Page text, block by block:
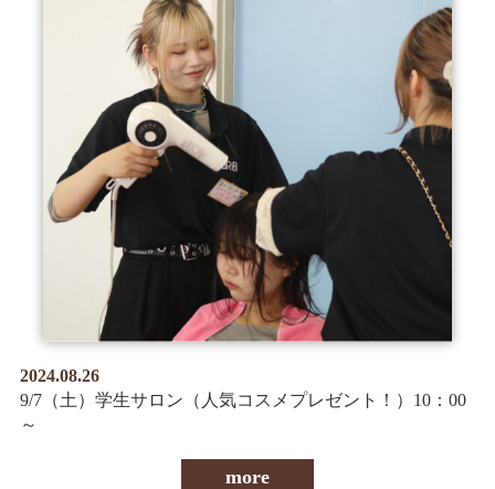
2024.08.26
9/7（土）学生サロン（人気コスメプレゼント！）10：00
～
more